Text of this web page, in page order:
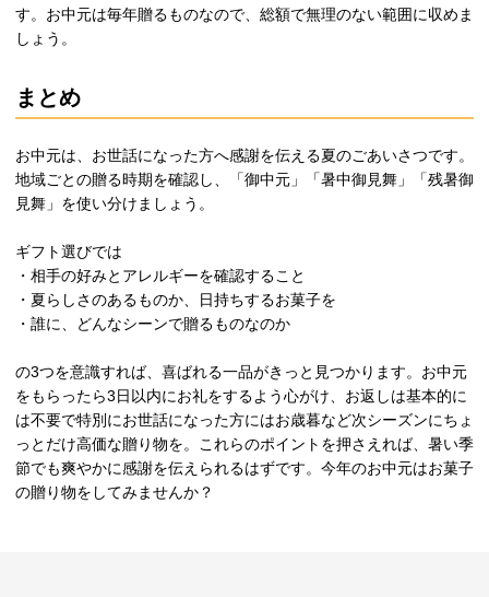
す。お中元は毎年贈るものなので、総額で無理のない範囲に収めま
しょう。
まとめ
お中元は、お世話になった方へ感謝を伝える夏のごあいさつです。
地域ごとの贈る時期を確認し、「御中元」「暑中御見舞」「残暑御
見舞」を使い分けましょう。
ギフト選びでは
・相手の好みとアレルギーを確認すること
・夏らしさのあるものか、日持ちするお菓子を
・誰に、どんなシーンで贈るものなのか
の3つを意識すれば、喜ばれる一品がきっと見つかります。お中元
をもらったら3日以内にお礼をするよう心がけ、お返しは基本的に
は不要で特別にお世話になった方にはお歳暮など次シーズンにちょ
っとだけ高価な贈り物を。これらのポイントを押さえれば、暑い季
節でも爽やかに感謝を伝えられるはずです。今年のお中元はお菓子
の贈り物をしてみませんか？